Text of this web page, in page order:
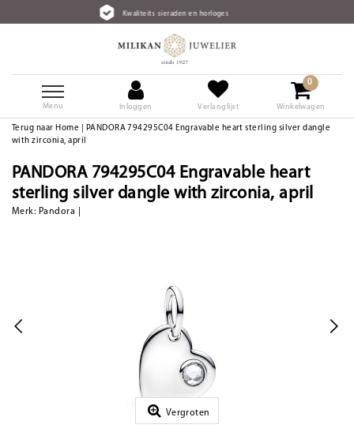
Kwaliteits sieraden en horloges
Menu Inloggen Verlanglijst
0
Winkelwagen
Terug naar Home
PANDORA 794295C04 Engravable heart sterling silver dangle
with zirconia, april
PANDORA 794295C04 Engravable heart
sterling silver dangle with zirconia, april
Merk: Pandora
Vergroten